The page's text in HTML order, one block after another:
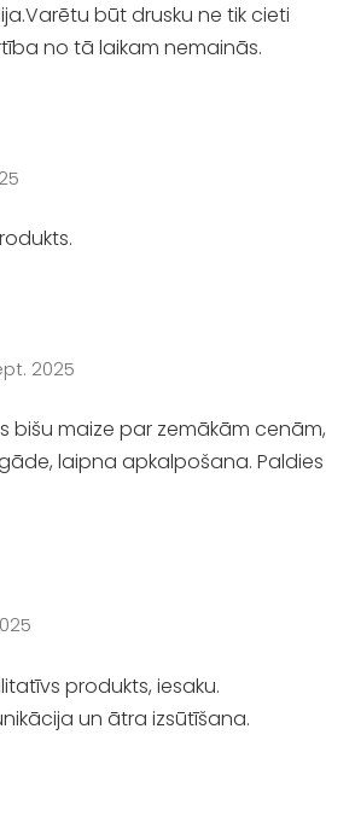
būt drusku ne tik cieti
no tā laikam nemainās.
2025
bišu maize par zemākām cenām,
laipna apkalpošana. Paldies
produkts, iesaku.
un ātra izsūtīšana.